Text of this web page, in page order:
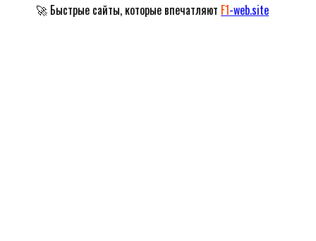
🚀 Быстрые сайты, которые впечатляют F1-web.site